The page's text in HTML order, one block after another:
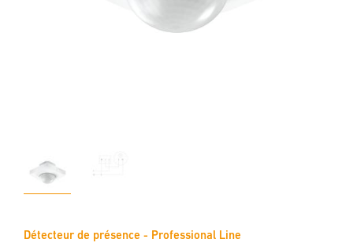
Détecteur de présence - Professional Line